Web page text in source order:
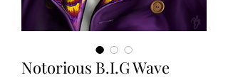
Notorious B.I.G Wave